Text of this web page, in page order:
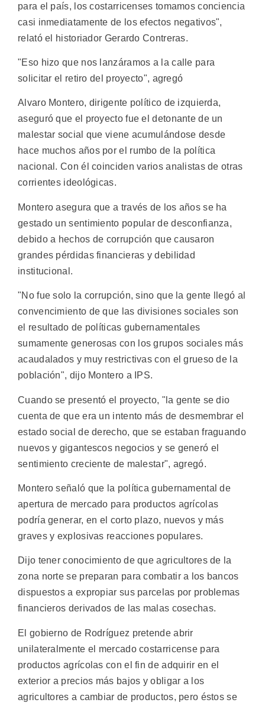
para el país, los costarricenses tomamos conciencia
casi inmediatamente de los efectos negativos",
relató el historiador Gerardo Contreras.
"Eso hizo que nos lanzáramos a la calle para
solicitar el retiro del proyecto", agregó
Alvaro Montero, dirigente político de izquierda,
aseguró que el proyecto fue el detonante de un
malestar social que viene acumulándose desde
hace muchos años por el rumbo de la política
nacional. Con él coinciden varios analistas de otras
corrientes ideológicas.
Montero asegura que a través de los años se ha
gestado un sentimiento popular de desconfianza,
debido a hechos de corrupción que causaron
grandes pérdidas financieras y debilidad
institucional.
"No fue solo la corrupción, sino que la gente llegó al
convencimiento de que las divisiones sociales son
el resultado de políticas gubernamentales
sumamente generosas con los grupos sociales más
acaudalados y muy restrictivas con el grueso de la
población", dijo Montero a IPS.
Cuando se presentó el proyecto, "la gente se dio
cuenta de que era un intento más de desmembrar el
estado social de derecho, que se estaban fraguando
nuevos y gigantescos negocios y se generó el
sentimiento creciente de malestar", agregó.
Montero señaló que la política gubernamental de
apertura de mercado para productos agrícolas
podría generar, en el corto plazo, nuevos y más
graves y explosivas reacciones populares.
Dijo tener conocimiento de que agricultores de la
zona norte se preparan para combatir a los bancos
dispuestos a expropiar sus parcelas por problemas
financieros derivados de las malas cosechas.
El gobierno de Rodríguez pretende abrir
unilateralmente el mercado costarricense para
productos agrícolas con el fin de adquirir en el
exterior a precios más bajos y obligar a los
agricultores a cambiar de productos, pero éstos se